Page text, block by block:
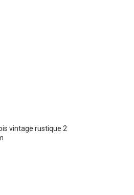
vintage rustique 2